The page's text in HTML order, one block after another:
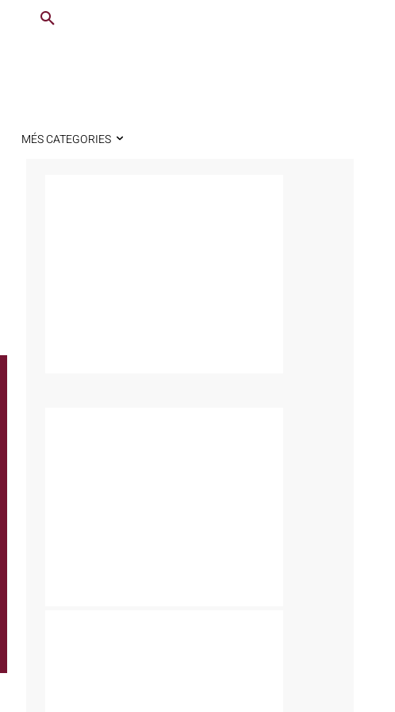
MÉS CATEGORIES